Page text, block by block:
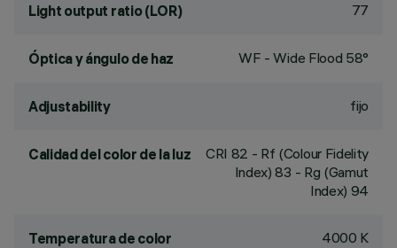
Light output ratio (LOR) 77
Óptica y ángulo de haz WF - Wide Flood 58°
Adjustability fijo
Calidad del color de la luz CRI 82 - Rf (Colour Fidelity
Index) 83 - Rg (Gamut
Index) 94
Temperatura de color 4000 K